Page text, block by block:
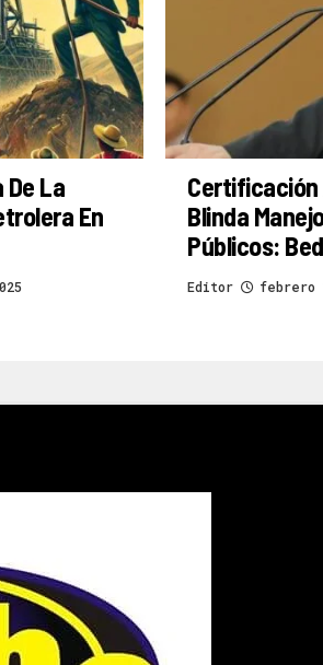
De La
En
Blinda
Públicos:
Editor febrero